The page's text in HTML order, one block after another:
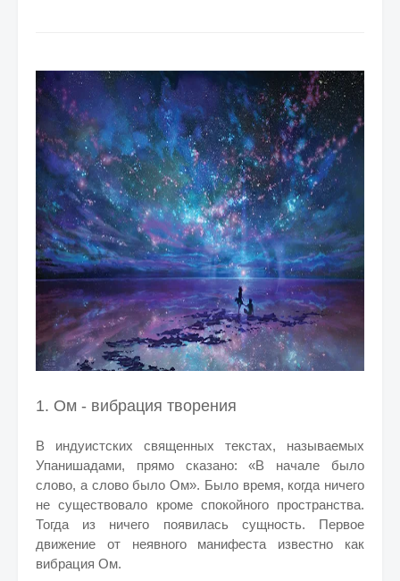
1. Ом - вибрация творения
В индуистских священных текстах, называемых
Упанишадами, прямо сказано: «В начале было
слово, а слово было Ом». Было время, когда ничего
не существовало кроме спокойного пространства.
Тогда из ничего появилась сущность. Первое
движение от неявного манифеста известно как
вибрация Ом.